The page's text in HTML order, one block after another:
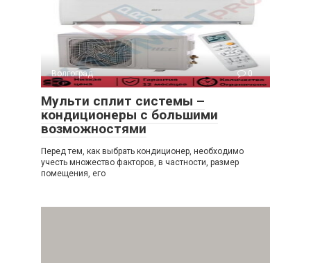
Волгоград 0
Мульти сплит системы –
кондиционеры с большими
возможностями
Перед тем, как выбрать кондиционер, необходимо
учесть множество факторов, в частности, размер
помещения, его